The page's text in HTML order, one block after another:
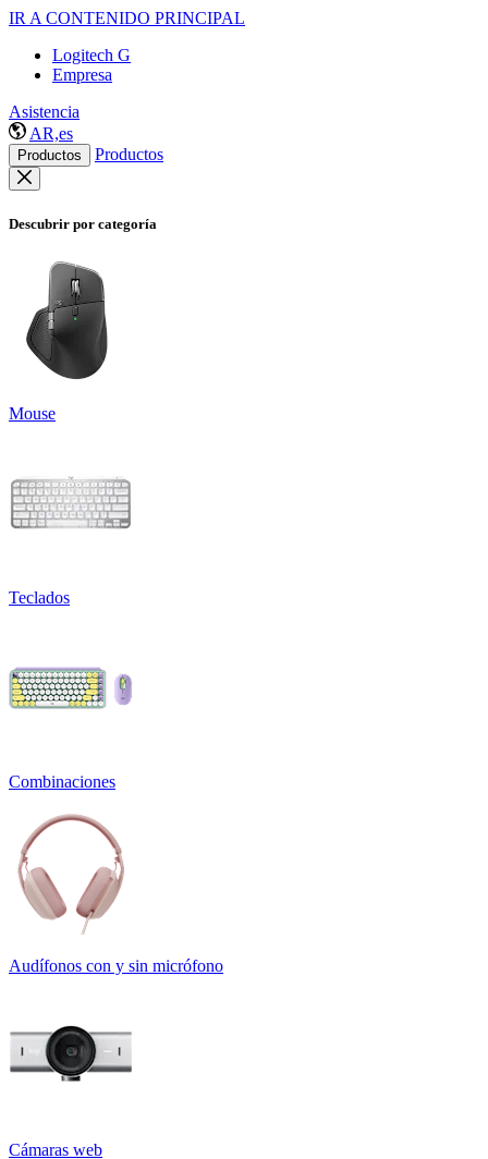
IR A CONTENIDO PRINCIPAL
Logitech G
Empresa
Asistencia
AR,es
Productos Productos
Descubrir por categoría
Mouse
Teclados
Combinaciones
Audífonos con y sin micrófono
Cámaras web